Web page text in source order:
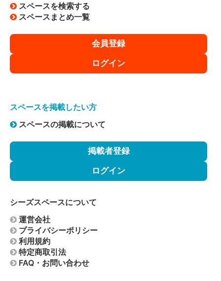
スペースを検索する
スペースまとめ一覧
会員登録
ログイン
スペースを掲載したい方
スペースの掲載について
掲載者登録
ログイン
シーズスペースについて
運営会社
プライバシーポリシー
利用規約
特定商取引法
FAQ・お問い合わせ